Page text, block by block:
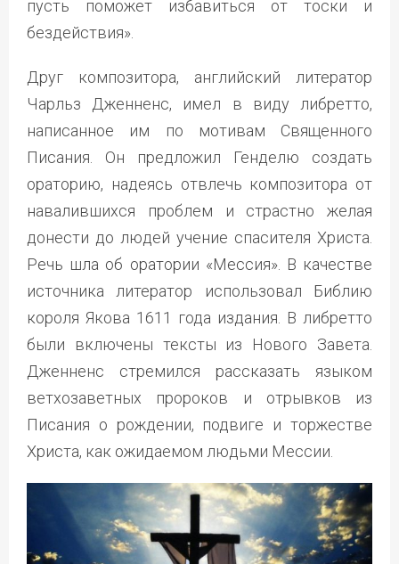
пусть поможет избавиться от тоски и
бездействия».
Друг композитора, английский литератор
Чарльз Дженненс, имел в виду либретто,
написанное им по мотивам Священного
Писания. Он предложил Генделю создать
ораторию, надеясь отвлечь композитора от
навалившихся проблем и страстно желая
донести до людей учение спасителя Христа.
Речь шла об оратории «Мессия». В качестве
источника литератор использовал Библию
короля Якова 1611 года издания. В либретто
были включены тексты из Нового Завета.
Дженненс стремился рассказать языком
ветхозаветных пророков и отрывков из
Писания о рождении, подвиге и торжестве
Христа, как ожидаемом людьми Мессии.